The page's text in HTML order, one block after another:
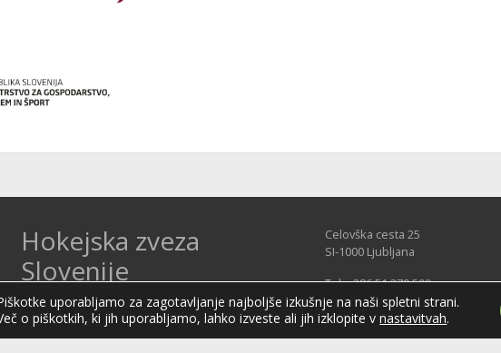
Hokejska zveza
Slovenije
Hokejska zveza Slovenije (HZS) je krovna športna
organizacija na področju hokeja v Sloveniji.
Organizira tekmovanja v različnih domačih in
Celovška cesta 25
SI-1000 Ljubljana
Tel: +386 51 270 500
E-mail:hzs@hokejska-zveza.si
uporabljamo za zagotavljanje najboljše izkušnje na naši spletni strani.
o piškotkih, ki jih uporabljamo, lahko izveste ali jih izklopite vnastavitvah.